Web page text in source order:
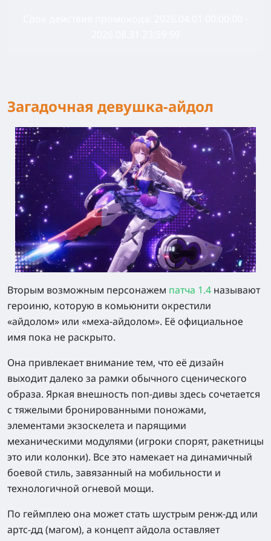
Загадочная девушка-айдол
Вторым возможным персонажем патча 1.4 называют
героиню, которую в комьюнити окрестили
«айдолом» или «меха-айдолом». Её официальное
имя пока не раскрыто.
Она привлекает внимание тем, что её дизайн
выходит далеко за рамки обычного сценического
образа. Яркая внешность поп-дивы здесь сочетается
с тяжелыми бронированными поножами,
элементами экзоскелета и парящими
механическими модулями (игроки спорят, ракетницы
это или колонки). Все это намекает на динамичный
боевой стиль, завязанный на мобильности и
технологичной огневой мощи.
По геймплею она может стать шустрым ренж-дд или
артс-дд (магом), а концепт айдола оставляет